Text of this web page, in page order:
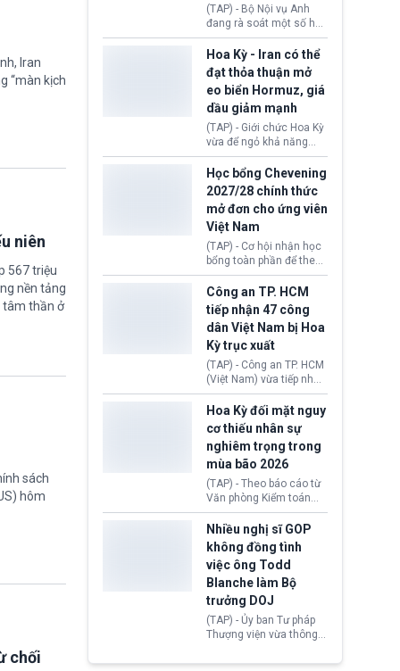
Iran
“màn kịch
niên
567 triệu
nền tảng
tâm thần ở
sách
hôm
chối
chuẩn sức khỏe chỉ vì
chi phí điều trị khi nộp hồ
(TAP) - Bộ Nội vụ Anh
đang rà soát một số hồ
sơ thuộc Chương trình
Định cư EU (EU
Settlement Scheme -
EUSS) sau khi xác định
có trường hợp được cấp
quy chế cư trú hậu
Brexit “do nhầm lẫn”.
Động thái này làm dấy
lên lo ngại về việc thực
thi Thỏa thuận Rút khỏi
Liên minh châu Âu
(Withdrawal
Agreement).
Hoa Kỳ - Iran có thể
đạt thỏa thuận mở
eo biển Hormuz, giá
dầu giảm mạnh
(TAP) - Giới chức Hoa Kỳ
vừa để ngỏ khả năng
sớm đạt thỏa thuận với
Iran nhằm mở lại eo biển
Hormuz, mở đường cho
việc khôi phục hoạt
động hàng hải. Những
tín hiệu ngoại giao tích
cực này lập tức tác động
đến thị trường năng
lượng, kéo giá dầu thế
giới lùi sâu xuống dưới
mức 80 USD/thùng.
Học bổng Chevening
2027/28 chính thức
mở đơn cho ứng viên
Việt Nam
(TAP) - Cơ hội nhận học
bổng toàn phần để theo
học chương trình thạc sĩ
tại Vương quốc Anh đã
chính thức quay trở lại.
Học bổng Chevening
2027/28 của Chính phủ
Anh vừa mở cổng ứng
tuyển dành riêng ứng
viên Việt Nam, hỗ trợ
toàn bộ chi phí học tập
cùng nhiều quyền lợi
trong suốt một năm
học.
Công an TP. HCM
tiếp nhận 47 công
dân Việt Nam bị Hoa
Kỳ trục xuất
(TAP) - Công an TP. HCM
(Việt Nam) vừa tiếp nhận
47 công dân Việt Nam bị
Hoa Kỳ trục xuất về
nước. Đây là đợt có số
lượng lớn nhất từ đầu
năm 2026 đến nay, phản
ánh xu hướng gia tăng
các trường hợp trục
xuất.
Hoa Kỳ đối mặt nguy
cơ thiếu nhân sự
nghiêm trọng trong
mùa bão 2026
(TAP) - Theo báo cáo từ
Văn phòng Kiểm toán
Chính phủ (GAO), Cơ
quan Quản lý Khẩn cấp
Liên bang (FEMA) thuộc
Bộ An ninh Nội địa Hoa
Kỳ (DHS) đang đối mặt
nguy cơ thiếu hụt lực
lượng trầm trọng. Điều
này cần được đặc biệt
chú ý bởi nếu các siêu
bão đổ bộ Hoa Kỳ ở nửa
Nhiều nghị sĩ GOP
không đồng tình
việc ông Todd
Blanche làm Bộ
trưởng DOJ
(TAP) - Ủy ban Tư pháp
Thượng viện vừa thông
Blanche làm Bộ trưởng